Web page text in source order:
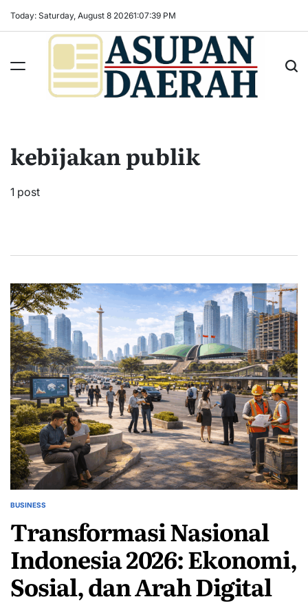
Today: Saturday, August 8 20261:07:40 PM
untuk
Daerah
kebijakan publik
1 post
POSTED
BUSINESS
Transformasi Nasional
Indonesia 2026: Ekonomi,
Sosial, dan Arah Digital